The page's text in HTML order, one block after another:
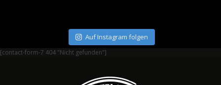
Auf Instagram folgen
[contact-form-7 404 "Nicht gefunden"]